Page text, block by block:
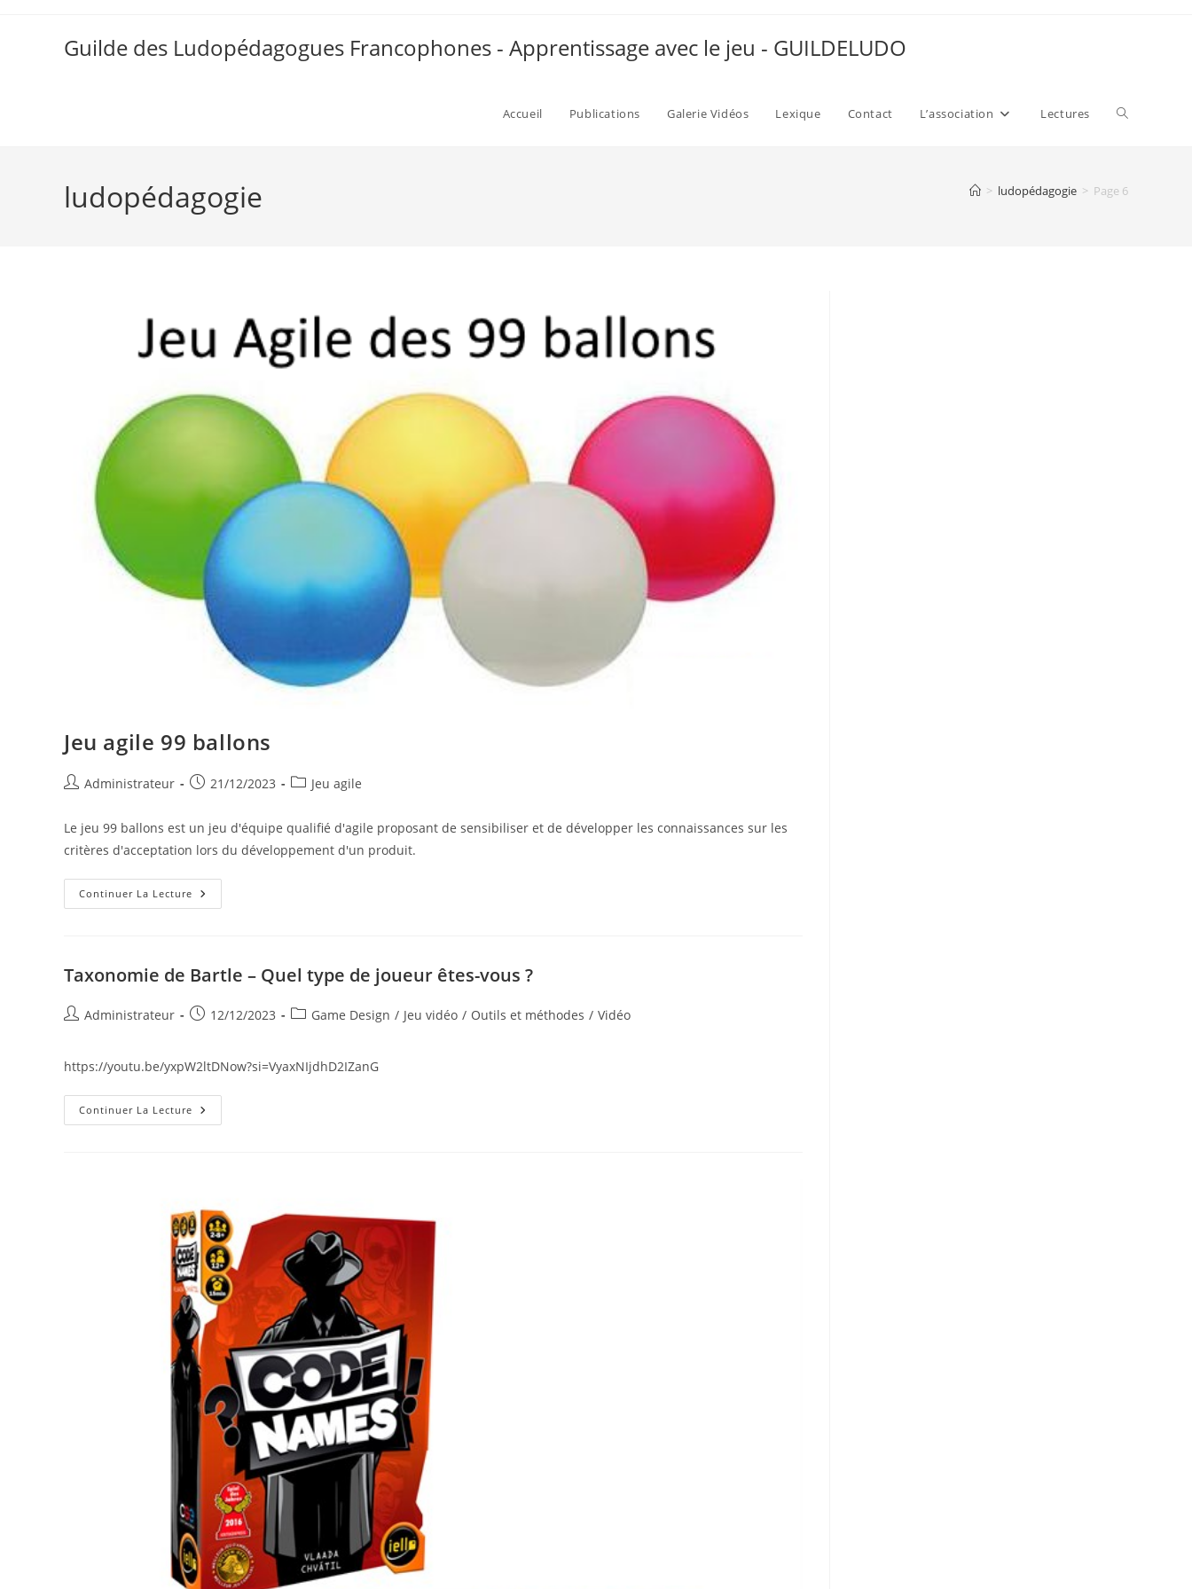
Guilde des Ludopédagogues Francophones - Apprentissage avec le jeu - GUILDELUDO
Accueil Publications Galerie Vidéos Lexique Contact L’association Lectures Toggle
ludopédagogie > ludopédagogie > Page 6
Jeu agile 99 ballons
Auteur/autrice
la
publication :
Administrateur
Publication
21/12/2023
PostJeu agile
Le jeu 99 ballons est un jeu d'équipe qualifié d'agile proposant de sensibiliser et de développer les connaissances sur les
critères d'acceptation lors du développement d'un produit.
Continuer La Lecture Jeu
Agile
Taxonomie de Bartle – Quel type de joueur êtes-vous ?
Auteur/autrice
publication :
Administrateur
Publication
12/12/2023
PostGame Design / Jeu vidéo / Outils et méthodes / Vidéo
https://youtu.be/yxpW2ltDNow?si=VyaxNIjdhD2IZanG
Continuer La Lecture Taxonomie
De
Êtes-
Vous
?